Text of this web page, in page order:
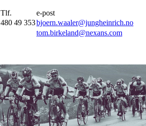
Tlf.
e-post
480 49 353bjoern.waaler@jungheinrich.no
tom.birkeland@nexans.com